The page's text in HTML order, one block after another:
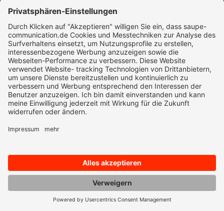
+49 7351 1897-10
As seen on: